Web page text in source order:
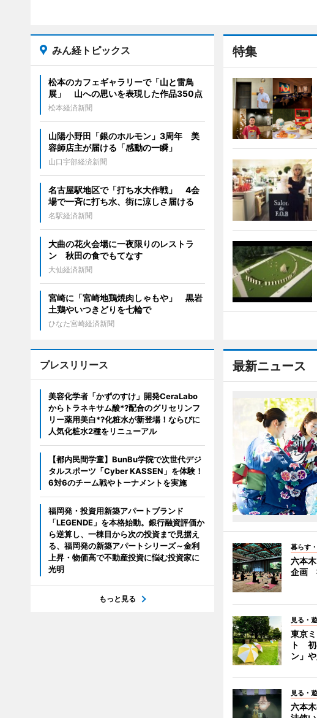
特集
最新ニュース
暮らす
六本
企画
見る・
東京
ト 初
ン」
見る・
六本
みん経トピックス
松本のカフェギャラリーで「山と雷鳥
展」 山への思いを表現した作品350点
松本経済新聞
山陽小野田「銀のホルモン」3周年 美
容師店主が届ける「感動の一瞬」
山口宇部経済新聞
名古屋駅地区で「打ち水大作戦」 4会
場で一斉に打ち水、街に涼しさ届ける
名駅経済新聞
大曲の花火会場に一夜限りのレストラ
ン 秋田の食でもてなす
大仙経済新聞
宮崎に「宮崎地鶏焼肉しゃもや」 黒岩
土鶏やいつきどりを七輪で
ひなた宮崎経済新聞
プレスリリース
美容化学者「かずのすけ」開発CeraLabo
からトラネキサム酸*?配合のグリセリンフ
リー薬用美白*?化粧水が新登場！ならびに
人気化粧水2種をリニューアル
【都内民間学童】BunBu学院で次世代デジ
タルスポーツ「Cyber KASSEN」を体験！
6対6のチーム戦やトーナメントを実施
福岡発・投資用新築アパートブランド
「LEGENDE」を本格始動。銀行融資評価か
ら逆算し、一棟目から次の投資まで見据え
る、福岡発の新築アパートシリーズ～金利
上昇・物価高で不動産投資に悩む投資家に
光明
もっと見る